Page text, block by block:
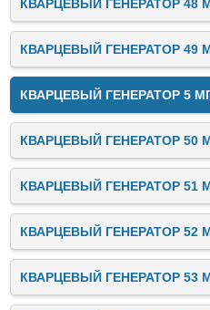
КВАРЦЕВЫЙ ГЕНЕРАТОР 48
КВАРЦЕВЫЙ ГЕНЕРАТОР 49
КВАРЦЕВЫЙ ГЕНЕРАТОР 5
КВАРЦЕВЫЙ ГЕНЕРАТОР 50
КВАРЦЕВЫЙ ГЕНЕРАТОР 51
КВАРЦЕВЫЙ ГЕНЕРАТОР 52
КВАРЦЕВЫЙ ГЕНЕРАТОР 53